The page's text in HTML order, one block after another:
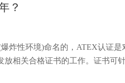
？
爆炸性环境)命名的，ATEX认
针对Ex设备或Ex元件。 自2003年7月1日起，只有拥有